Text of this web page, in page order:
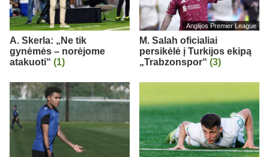
A. Skerla: „Ne tik
gynėmės – norėjome
atakuoti“ (1)
Anglijos Premier League
M. Salah oficialiai
persikėlė į Turkijos ekipą
„Trabzonspor“ (3)